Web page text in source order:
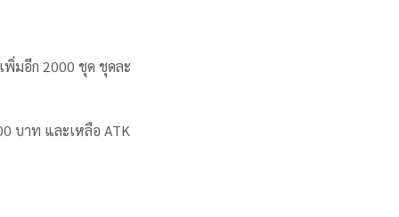
พิ่มอีก 2000 ชุด ชุดละ
บาท และเหลือ ATK